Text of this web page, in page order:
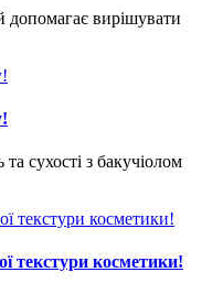
допомагає вирішувати
сухості з бакучіолом
текстури косметики!